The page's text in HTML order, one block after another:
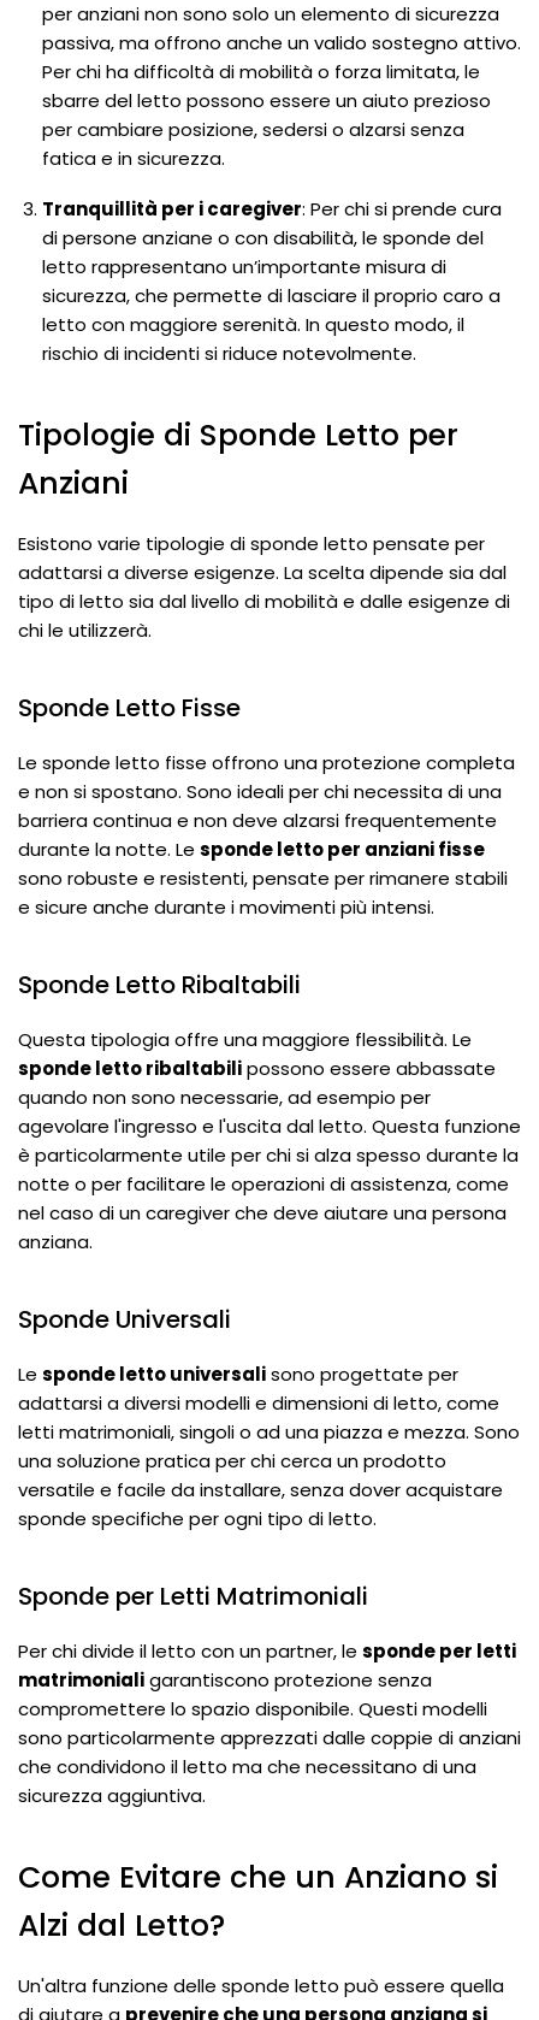
per anziani non sono solo un elemento di sicurezza
passiva, ma offrono anche un valido sostegno attivo.
Per chi ha difficoltà di mobilità o forza limitata, le
sbarre del letto possono essere un aiuto prezioso
per cambiare posizione, sedersi o alzarsi senza
fatica e in sicurezza.
Tranquillità per i caregiver: Per chi si prende cura
di persone anziane o con disabilità, le sponde del
letto rappresentano un’importante misura di
sicurezza, che permette di lasciare il proprio caro a
letto con maggiore serenità. In questo modo, il
rischio di incidenti si riduce notevolmente.
Tipologie di Sponde Letto per
Anziani
Esistono varie tipologie di sponde letto pensate per
adattarsi a diverse esigenze. La scelta dipende sia dal
tipo di letto sia dal livello di mobilità e dalle esigenze di
chi le utilizzerà.
Sponde Letto Fisse
Le sponde letto fisse offrono una protezione completa
e non si spostano. Sono ideali per chi necessita di una
barriera continua e non deve alzarsi frequentemente
durante la notte. Le sponde letto per anziani fisse
sono robuste e resistenti, pensate per rimanere stabili
e sicure anche durante i movimenti più intensi.
Sponde Letto Ribaltabili
Questa tipologia offre una maggiore flessibilità. Le
sponde letto ribaltabilipossono essere abbassate
quando non sono necessarie, ad esempio per
agevolare l'ingresso e l'uscita dal letto. Questa funzione
è particolarmente utile per chi si alza spesso durante la
notte o per facilitare le operazioni di assistenza, come
nel caso di un caregiver che deve aiutare una persona
anziana.
Sponde Universali
Le sponde letto universalisono progettate per
adattarsi a diversi modelli e dimensioni di letto, come
letti matrimoniali, singoli o ad una piazza e mezza. Sono
una soluzione pratica per chi cerca un prodotto
versatile e facile da installare, senza dover acquistare
sponde specifiche per ogni tipo di letto.
Sponde per Letti Matrimoniali
Per chi divide il letto con un partner, le sponde per letti
matrimonialigarantiscono protezione senza
compromettere lo spazio disponibile. Questi modelli
sono particolarmente apprezzati dalle coppie di anziani
che condividono il letto ma che necessitano di una
sicurezza aggiuntiva.
Come Evitare che un Anziano si
Alzi dal Letto?
Un'altra funzione delle sponde letto può essere quella